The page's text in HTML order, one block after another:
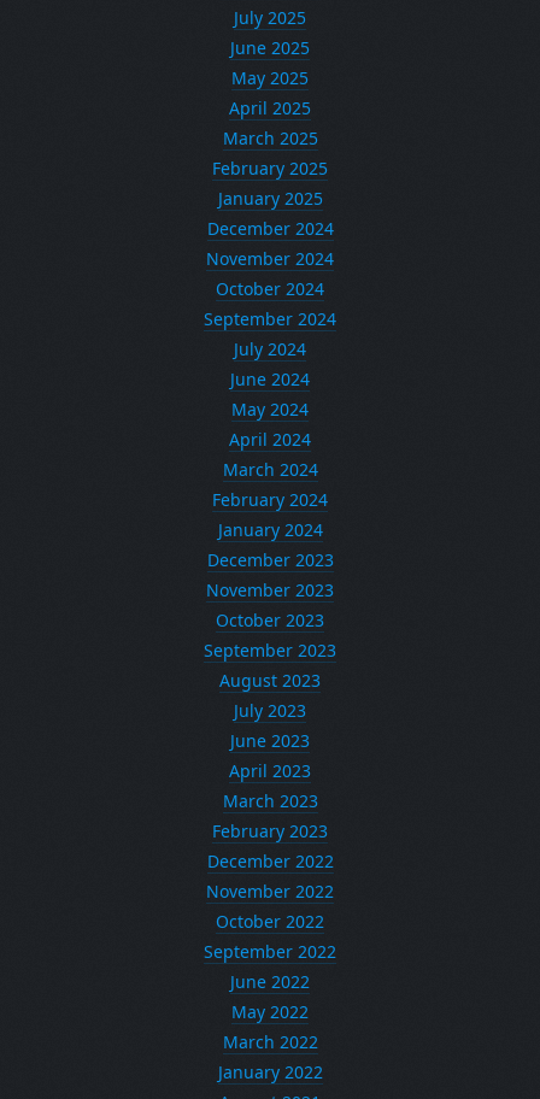
July 2025
June 2025
May 2025
April 2025
March 2025
February 2025
January 2025
December 2024
November 2024
October 2024
September 2024
July 2024
June 2024
May 2024
April 2024
March 2024
February 2024
January 2024
December 2023
November 2023
October 2023
September 2023
August 2023
July 2023
June 2023
April 2023
March 2023
February 2023
December 2022
November 2022
October 2022
September 2022
June 2022
May 2022
March 2022
January 2022